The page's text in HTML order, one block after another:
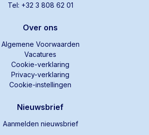
Tel: +32 3 808 62 01
Over ons
Algemene Voorwaarden
Vacatures
Cookie-verklaring
Privacy-verklaring
Cookie-instellingen
Nieuwsbrief
Aanmelden nieuwsbrief